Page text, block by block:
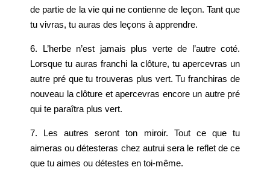
de partie de la vie qui ne contienne de leçon. Tant que
tu vivras, tu auras des leçons à apprendre.
6. L’herbe n’est jamais plus verte de l’autre coté.
Lorsque tu auras franchi la clôture, tu apercevras un
autre pré que tu trouveras plus vert. Tu franchiras de
nouveau la clôture et apercevras encore un autre pré
qui te paraîtra plus vert.
7. Les autres seront ton miroir. Tout ce que tu
aimeras ou détesteras chez autrui sera le reflet de ce
que tu aimes ou détestes en toi-même.